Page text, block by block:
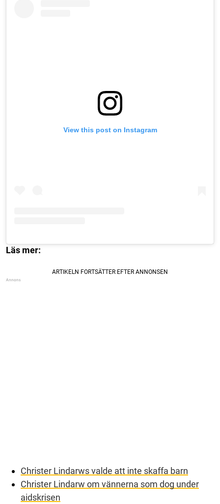
View this post on Instagram
Läs mer:
Christer Lindarws valde att inte skaffa barn
Christer Lindarw om vännerna som dog under
aidskrisen